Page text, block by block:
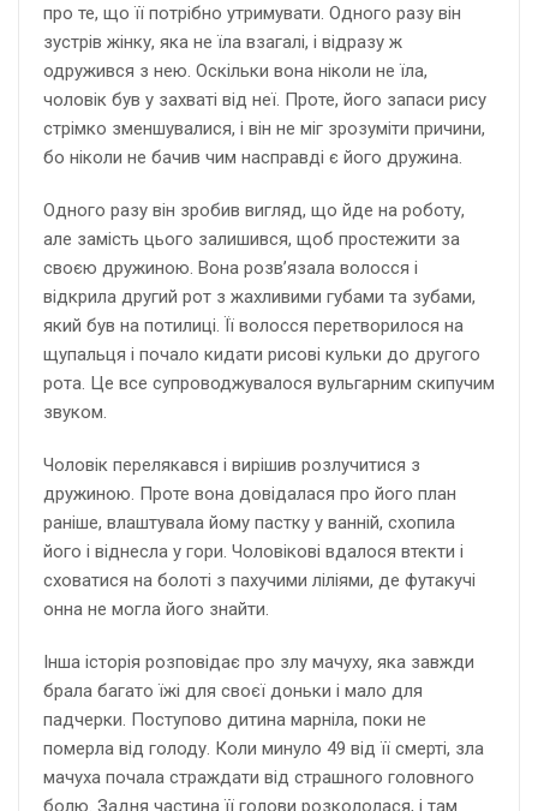
про те, що її потрібно утримувати. Одного разу він
зустрів жінку, яка не їла взагалі, і відразу ж
одружився з нею. Оскільки вона ніколи не їла,
чоловік був у захваті від неї. Проте, його запаси рису
стрімко зменшувалися, і він не міг зрозуміти причини,
бо ніколи не бачив чим насправді є його дружина.
Одного разу він зробив вигляд, що йде на роботу,
але замість цього залишився, щоб простежити за
своєю дружиною. Вона розв’язала волосся і
відкрила другий рот з жахливими губами та зубами,
який був на потилиці. Її волосся перетворилося на
щупальця і почало кидати рисові кульки до другого
рота. Це все супроводжувалося вульгарним скипучим
звуком.
Чоловік перелякався і вирішив розлучитися з
дружиною. Проте вона довідалася про його план
раніше, влаштувала йому пастку у ванній, схопила
його і віднесла у гори. Чоловікові вдалося втекти і
сховатися на болоті з пахучими ліліями, де футакучі
онна не могла його знайти.
Інша історія розповідає про злу мачуху, яка завжди
брала багато їжі для своєї доньки і мало для
падчерки. Поступово дитина марніла, поки не
померла від голоду. Коли минуло 49 від її смерті, зла
мачуха почала страждати від страшного головного
болю. Задня частина її голови розкололася, і там